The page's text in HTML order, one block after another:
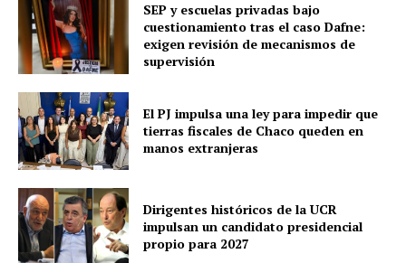
SEP y escuelas privadas bajo
cuestionamiento tras el caso Dafne:
exigen revisión de mecanismos de
supervisión
El PJ impulsa una ley para impedir que
tierras fiscales de Chaco queden en
manos extranjeras
Dirigentes históricos de la UCR
impulsan un candidato presidencial
propio para 2027